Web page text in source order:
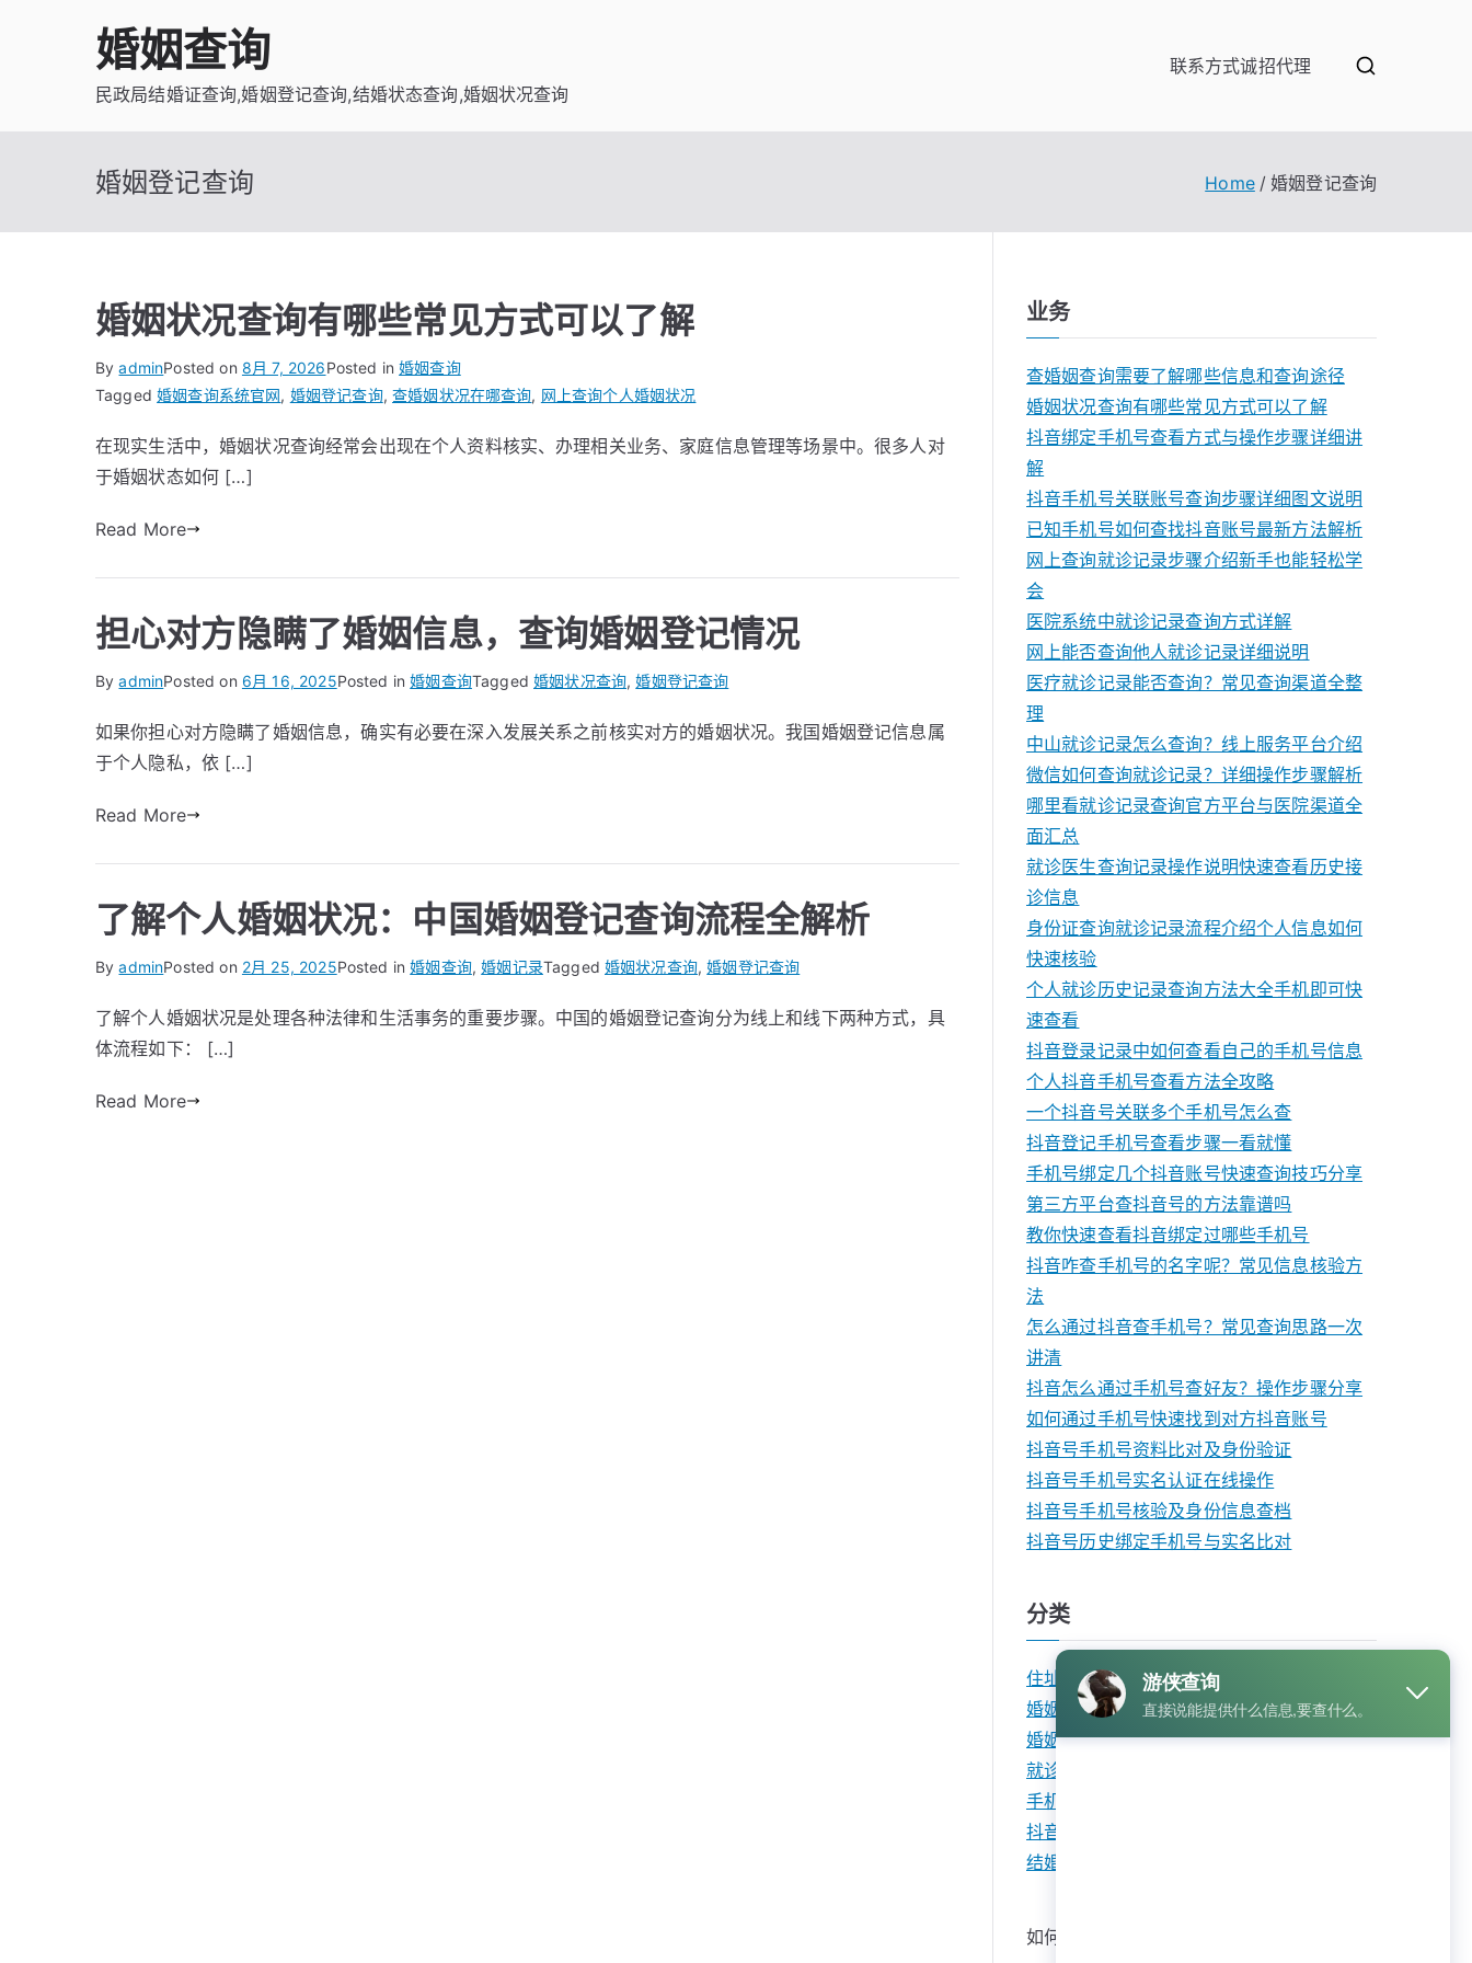
婚姻查询
民政局结婚证查询,婚姻登记查询,结婚状态查询,婚姻状况查询
联系方式诚招代理
婚姻登记查询 Home 婚姻登记查询
婚姻状况查询有哪些常见方式可以了解
ByadminPosted on 8月 7, 2026Posted in婚姻查询
Tagged婚姻查询系统官网, 婚姻登记查询,查婚姻状况在哪查询, 网上查询个人婚姻状况
在现实生活中，婚姻状况查询经常会出现在个人资料核实、办理相关业务、家庭信息管理等场景中。很多人对
于婚姻状态如何 […]
Read More
担心对方隐瞒了婚姻信息，查询婚姻登记情况
ByadminPosted on 6月 16, 2025Posted in婚姻查询Tagged婚姻状况查询,婚姻登记查询
如果你担心对方隐瞒了婚姻信息，确实有必要在深入发展关系之前核实对方的婚姻状况。我国婚姻登记信息属
于个人隐私，依 […]
Read More
了解个人婚姻状况：中国婚姻登记查询流程全解析
ByadminPosted on 2月 25, 2025Posted in婚姻查询,婚姻记录Tagged婚姻状况查询,婚姻登记查询
了解个人婚姻状况是处理各种法律和生活事务的重要步骤。中国的婚姻登记查询分为线上和线下两种方式，具
体流程如下： […]
Read More
业务
查婚姻查询需要了解哪些信息和查询途径
婚姻状况查询有哪些常见方式可以了解
抖音绑定手机号查看方式与操作步骤详细讲
解
抖音手机号关联账号查询步骤详细图文说明
已知手机号如何查找抖音账号最新方法解析
网上查询就诊记录步骤介绍新手也能轻松学
会
医院系统中就诊记录查询方式详解
网上能否查询他人就诊记录详细说明
医疗就诊记录能否查询？常见查询渠道全整
理
中山就诊记录怎么查询？线上服务平台介绍
微信如何查询就诊记录？详细操作步骤解析
哪里看就诊记录查询官方平台与医院渠道全
面汇总
就诊医生查询记录操作说明快速查看历史接
诊信息
身份证查询就诊记录流程介绍个人信息如何
快速核验
个人就诊历史记录查询方法大全手机即可快
速查看
抖音登录记录中如何查看自己的手机号信息
个人抖音手机号查看方法全攻略
一个抖音号关联多个手机号怎么查
抖音登记手机号查看步骤一看就懂
手机号绑定几个抖音账号快速查询技巧分享
第三方平台查抖音号的方法靠谱吗
教你快速查看抖音绑定过哪些手机号
抖音咋查手机号的名字呢？常见信息核验方
法
怎么通过抖音查手机号？常见查询思路一次
讲清
抖音怎么通过手机号查好友？操作步骤分享
如何通过手机号快速找到对方抖音账号
抖音号手机号资料比对及身份验证
抖音号手机号实名认证在线操作
抖音号手机号核验及身份信息查档
抖音号历史绑定手机号与实名比对
分类
住址查询
婚姻查询
婚姻记录
就诊记录
手机号查询
抖音号查询
结婚记录
如何联系我